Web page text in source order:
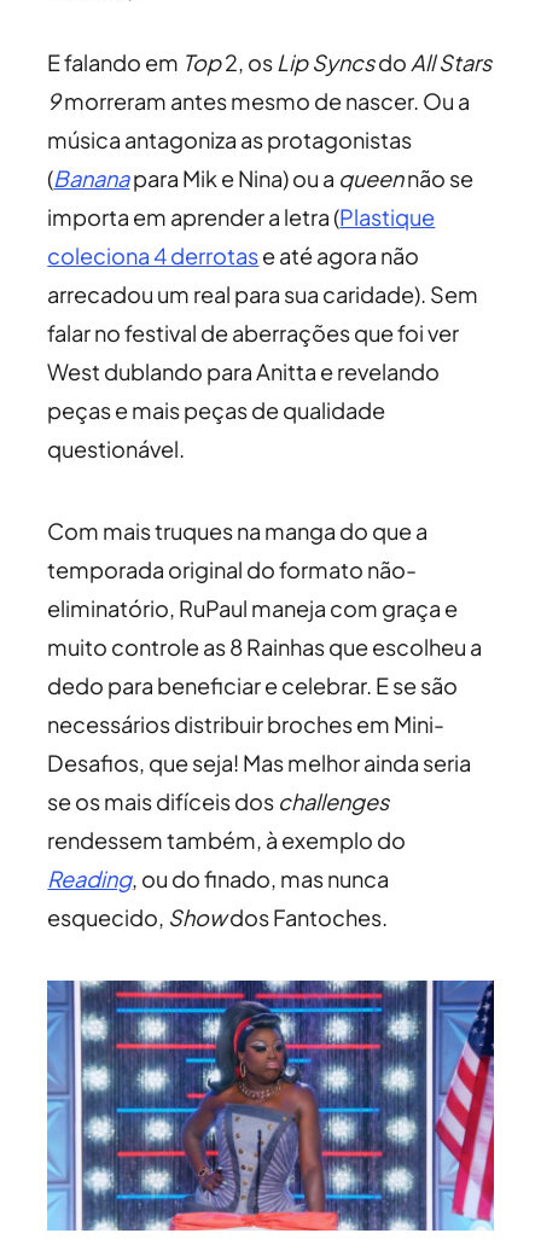
E falando em Top2, os Lip Syncsdo All Stars
9morreram antes mesmo de nascer. Ou a
música antagoniza as protagonistas
(Bananapara Mik e Nina) ou a queennão se
importa em aprender a letra (Plastique
coleciona 4 derrotase até agora não
arrecadou um real para sua caridade). Sem
falar no festival de aberrações que foi ver
West dublando para Anitta e revelando
peças e mais peças de qualidade
questionável.
Com mais truques na manga do que a
temporada original do formato não-
eliminatório, RuPaul maneja com graça e
muito controle as 8 Rainhas que escolheu a
dedo para beneficiar e celebrar. E se são
necessários distribuir broches em Mini-
Desafios, que seja! Mas melhor ainda seria
se os mais difíceis dos challenges
rendessem também, à exemplo do
Reading, ou do finado, mas nunca
esquecido, Showdos Fantoches.